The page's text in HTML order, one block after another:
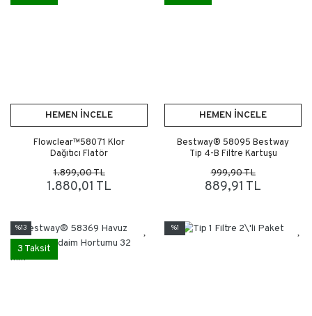
HEMEN İNCELE
Flowclear™58071 Klor
Dağıtıcı Flatör
1.899,00 TL
1.880,01 TL
HEMEN İNCELE
Bestway® 58095 Bestway
Tip 4-B Filtre Kartuşu
999,90 TL
889,91 TL
%13
3 Taksit
%1